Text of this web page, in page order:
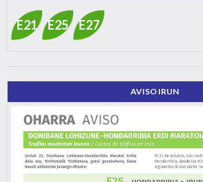
E21 E25 E27
AVISO IRUN